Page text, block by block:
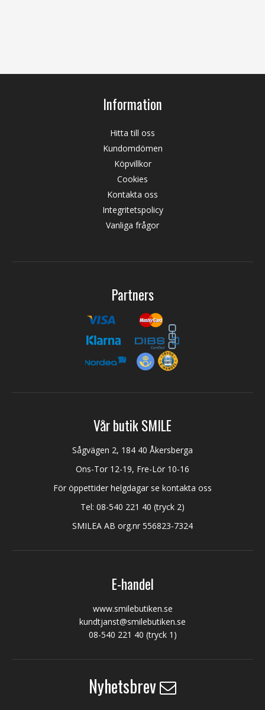
Information
Hitta till oss
Kundomdömen
Köpvillkor
Cookies
Kontakta oss
Integritetspolicy
Vanliga frågor
Partners
Vår butik SMILE
Sågvägen 2, 184 40 Åkersberga
Ons-Tor 12-19, Fre-Lör 10-16
För öppettider helgdagar se kontakta oss
Tel: 08-540 221 40 (tryck 2)
SMILEA AB org.nr 556823-7324
E-handel
www.smilebutiken.se
kundtjanst@smilebutiken.se
08-540 221 40 (tryck 1)
Nyhetsbrev